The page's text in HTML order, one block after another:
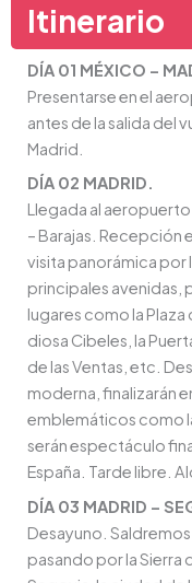
Itinerario
DÍA 01 MÉXICO –
Presentarse en el
antes de la salida del
Madrid.
DÍA 02 MADRID.
Llegada al
– Barajas. Recepción
visita panorámica por
principales avenidas,
lugares como la Plaza
diosa Cibeles, la
de las Ventas, etc.
moderna, finalizarán
emblemáticos como
serán espectáculo
España. Tarde libre.
DÍA 03 MADRID –
Desayuno.
pasando por la Sierra